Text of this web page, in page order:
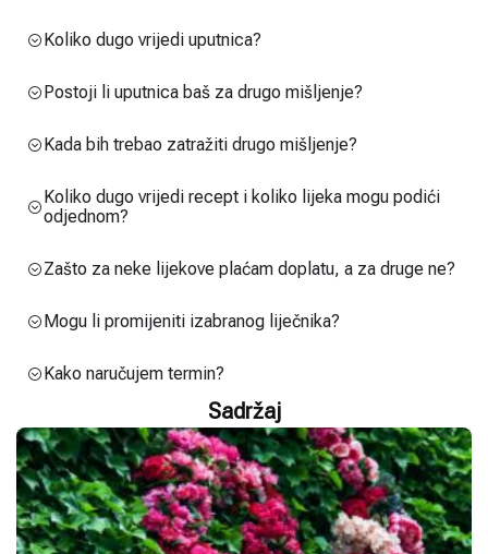
Koliko dugo vrijedi uputnica?
Postoji li uputnica baš za drugo mišljenje?
Kada bih trebao zatražiti drugo mišljenje?
Koliko dugo vrijedi recept i koliko lijeka mogu podići
odjednom?
Zašto za neke lijekove plaćam doplatu, a za druge ne?
Mogu li promijeniti izabranog liječnika?
Kako naručujem termin?
Sadržaj